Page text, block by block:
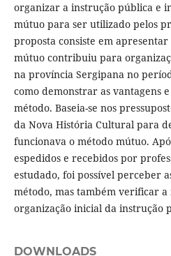
organizar a instrução pública e
mútuo para ser utilizado pelos
proposta consiste em
mútuo contribuiu para
na província Sergipana no
como demonstrar as vantagens
método. Baseia-se nos
da Nova História Cultural para
funcionava o método mútuo.
espedidos e recebidos por
estudado, foi possível perceber
método, mas também verificar
organização inicial da instrução
DOWNLOADS